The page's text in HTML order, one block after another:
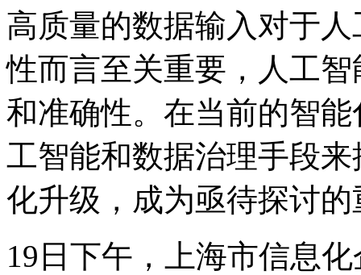
高质量的数据输入对于
性而言至关重要，人工
和准确性。在当前的智
工智能和数据治理手段
化升级，成为亟待探讨
19日下午，上海市信息